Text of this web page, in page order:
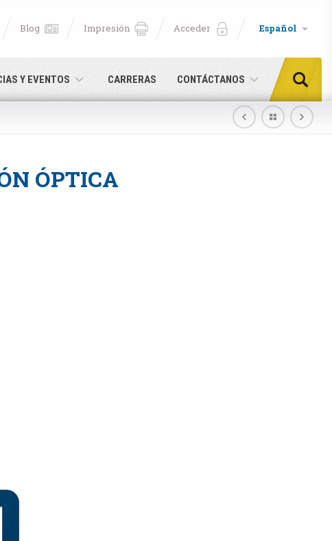
Y EVENTOS CARRERAS CONTÁCTANOS
Blog Impresión Acceder Español
ÓPTICA